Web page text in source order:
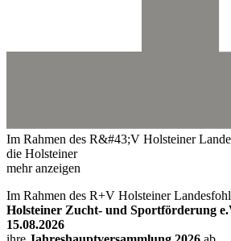
Im Rahmen des R&#43;V Holsteiner
die Holsteiner
mehr anzeigen
Im Rahmen des R+V Holsteiner
Holsteiner Zucht- und Sportförderung
15.08.2026